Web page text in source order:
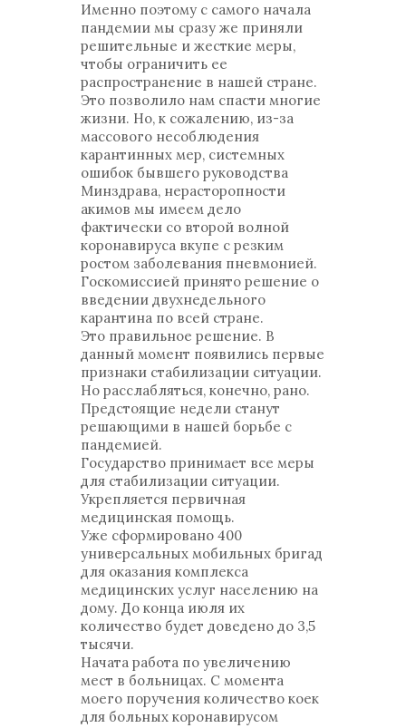
Именно поэтому с самого начала
пандемии мы сразу же приняли
решительные и жесткие меры,
чтобы ограничить ее
распространение в нашей стране.
Это позволило нам спасти многие
жизни. Но, к сожалению, из-за
массового несоблюдения
карантинных мер, системных
ошибок бывшего руководства
Минздрава, нерасторопности
акимов мы имеем дело
фактически со второй волной
коронавируса вкупе с резким
ростом заболевания пневмонией.
Госкомиссией принято решение о
введении двухнедельного
карантина по всей стране.
Это правильное решение. В
данный момент появились первые
признаки стабилизации ситуации.
Но расслабляться, конечно, рано.
Предстоящие недели станут
решающими в нашей борьбе с
пандемией.
Государство принимает все меры
для стабилизации ситуации.
Укрепляется первичная
медицинская помощь.
Уже сформировано 400
универсальных мобильных бригад
для оказания комплекса
медицинских услуг населению на
дому. До конца июля их
количество будет доведено до 3,5
тысячи.
Начата работа по увеличению
мест в больницах. С момента
моего поручения количество коек
для больных коронавирусом